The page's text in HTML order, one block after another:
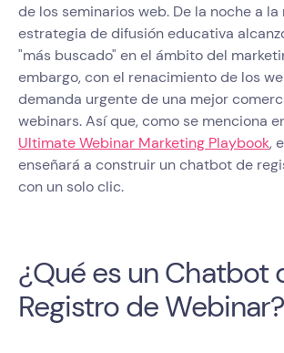
de los seminarios web. De la noche a la
estrategia de difusión educativa
"más buscado" en el ámbito del
embargo, con el renacimiento de los
demanda urgente de una mejor
webinars. Así que, como se menciona
Ultimate Webinar Marketing Playbook,
enseñará a construir un chatbot de
con un solo clic.
¿Qué es un Chatbot
Registro de Webinar?